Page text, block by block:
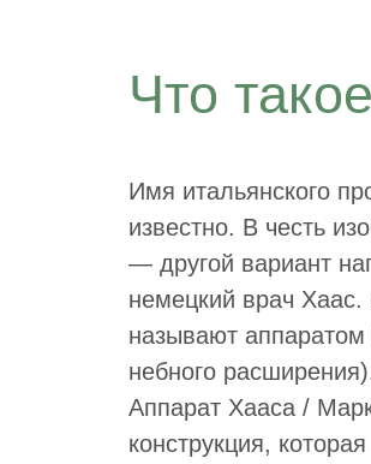
Что такое
Имя итальянского
известно. В честь
— другой вариант
немецкий врач Хаас.
называют
небного
Аппарат Хааса /
конструкция,